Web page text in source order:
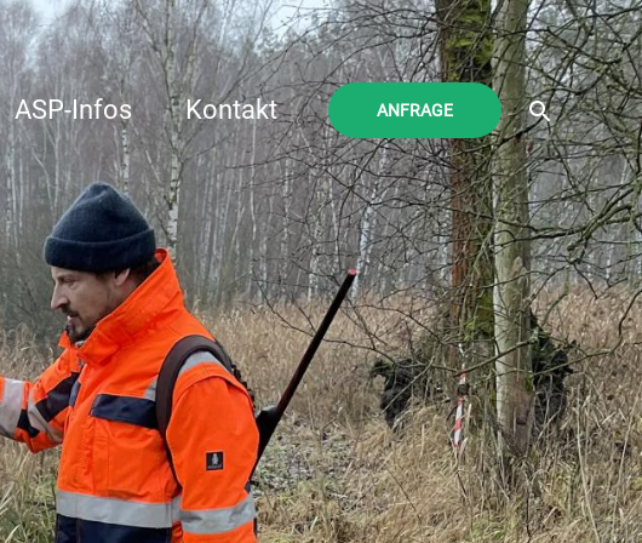
ASP-Infos Kontakt ANFRAGE Suchen